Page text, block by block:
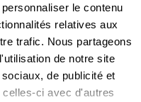
le contenu
relatives aux
trafic. Nous partageons
de notre site
de publicité et
ci avec d'autres